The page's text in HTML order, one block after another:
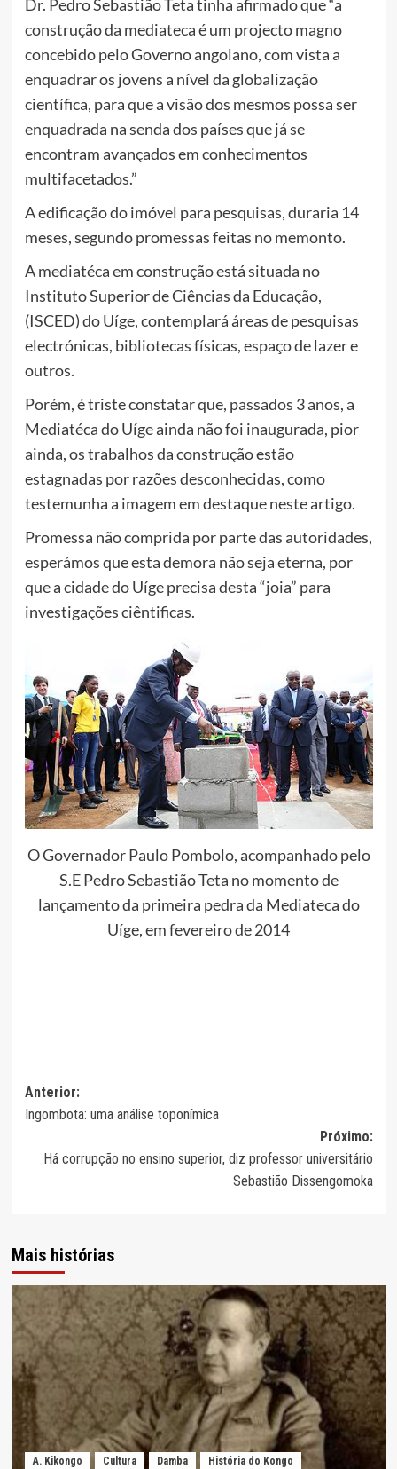
Dr. Pedro Sebastião Teta tinha afirmado que “a
construção da mediateca é um projecto magno
concebido pelo Governo angolano, com vista a
enquadrar os jovens a nível da globalização
científica, para que a visão dos mesmos possa ser
enquadrada na senda dos países que já se
encontram avançados em conhecimentos
multifacetados.”
A edificação do imóvel para pesquisas, duraria 14
meses, segundo promessas feitas no memonto.
A mediatéca em construção está situada no
Instituto Superior de Ciências da Educação,
(ISCED) do Uíge, contemplará áreas de pesquisas
electrónicas, bibliotecas físicas, espaço de lazer e
outros.
Porém, é triste constatar que, passados 3 anos, a
Mediatéca do Uíge ainda não foi inaugurada, pior
ainda, os trabalhos da construção estão
estagnadas por razões desconhecidas, como
testemunha a imagem em destaque neste artigo.
Promessa não comprida por parte das autoridades,
esperámos que esta demora não seja eterna, por
que a cidade do Uíge precisa desta “joia” para
investigações ciêntificas.
O Governador Paulo Pombolo, acompanhado pelo
S.E Pedro Sebastião Teta no momento de
lançamento da primeira pedra da Mediateca do
Uíge, em fevereiro de 2014
Navegação
de
artigos
Anterior:
Ingombota: uma análise toponímica
Próximo:
Há corrupção no ensino superior, diz professor universitário
Sebastião Dissengomoka
Mais histórias
A. Kikongo Cultura Damba
História do Kongo